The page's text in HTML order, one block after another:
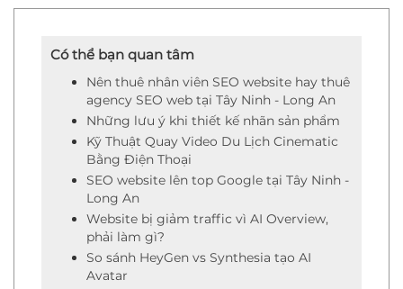
Có thể bạn quan tâm
Nên thuê nhân viên SEO website hay thuê
agency SEO web tại Tây Ninh - Long An
Những lưu ý khi thiết kế nhãn sản phẩm
Kỹ Thuật Quay Video Du Lịch Cinematic
Bằng Điện Thoại
SEO website lên top Google tại Tây Ninh -
Long An
Website bị giảm traffic vì AI Overview,
phải làm gì?
So sánh HeyGen vs Synthesia tạo AI
Avatar